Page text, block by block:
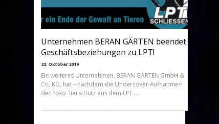
Unternehmen BERAN GÄRTEN beendet
Geschäftsbeziehungen zu LPT!
23. Oktober 2019
Ein weiteres Unternehmen, BERAN GÄRTEN GmbH &
Co. KG, hat – nachdem die Undercover-Aufnahmen
der Soko Tierschutz aus dem LPT …